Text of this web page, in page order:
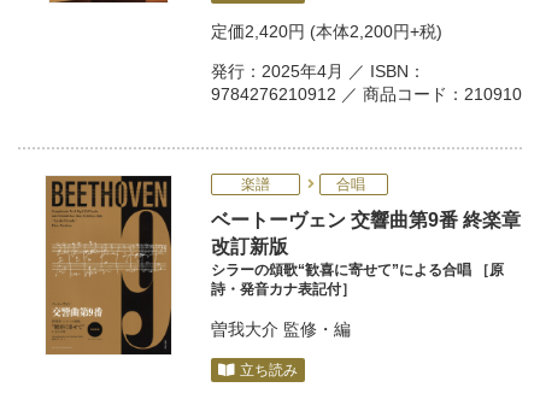
定価2,420円 (本体2,200円+税)
発行：2025年4月 ／ ISBN：
9784276210912 ／ 商品コード：210910
楽譜 合唱
ベートーヴェン 交響曲第9番 終楽章
改訂新版
シラーの頌歌“歓喜に寄せて”による合唱 ［原
詩・発音カナ表記付］
曽我大介 監修・編
立ち読み